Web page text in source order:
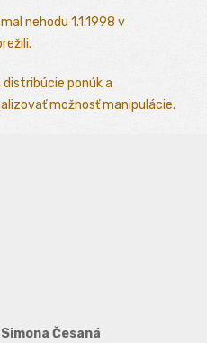
nehodu 1.1.1998 v
distribúcie ponúk a
možnosť manipulácie.
Simona Česaná